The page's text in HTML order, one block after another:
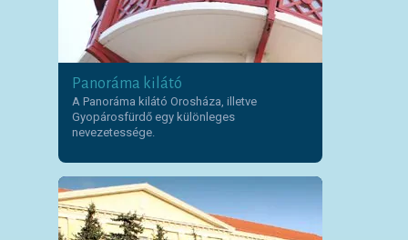
Panoráma kilátó
A Panoráma kilátó Orosháza, illetve
Gyopárosfürdő egy különleges
nevezetessége.